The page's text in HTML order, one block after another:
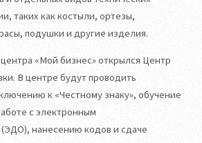
таких как костыли, ортезы,
подушки и другие изделия.
«Мой бизнес» открылся Центр
В центре будут проводить
к «Честному знаку», обучение
с электронным
нанесению кодов и сдаче